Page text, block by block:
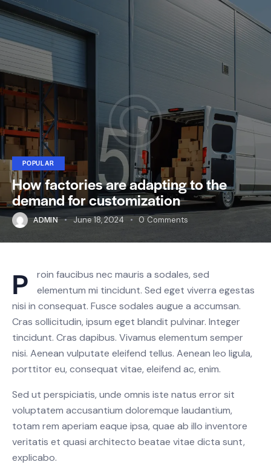
POPULAR
How factories are adapting to the
demand for customization
ADMIN June 18, 2024 0 Comments
P
roin faucibus nec mauris a sodales, sed
elementum mi tincidunt. Sed eget viverra egestas
nisi in consequat. Fusce sodales augue a accumsan.
Cras sollicitudin, ipsum eget blandit pulvinar. Integer
tincidunt. Cras dapibus. Vivamus elementum semper
nisi. Aenean vulputate eleifend tellus. Aenean leo ligula,
porttitor eu, consequat vitae, eleifend ac, enim.
Sed ut perspiciatis, unde omnis iste natus error sit
voluptatem accusantium doloremque laudantium,
totam rem aperiam eaque ipsa, quae ab illo inventore
veritatis et quasi architecto beatae vitae dicta sunt,
explicabo.